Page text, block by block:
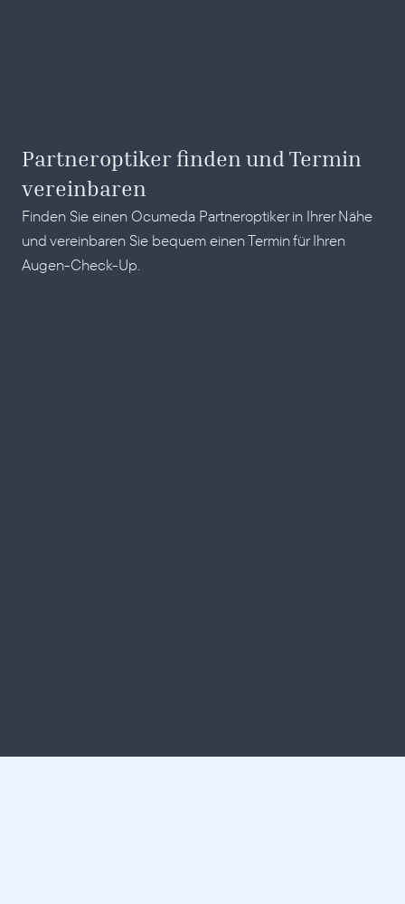
Partneroptiker finden und Termin
vereinbaren
Finden Sie einen Ocumeda Partneroptiker in Ihrer Nähe
und vereinbaren Sie bequem einen Termin für Ihren
Augen-Check-Up.